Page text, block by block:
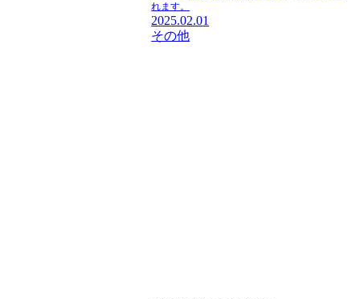
れます。
2025.02.01
その他